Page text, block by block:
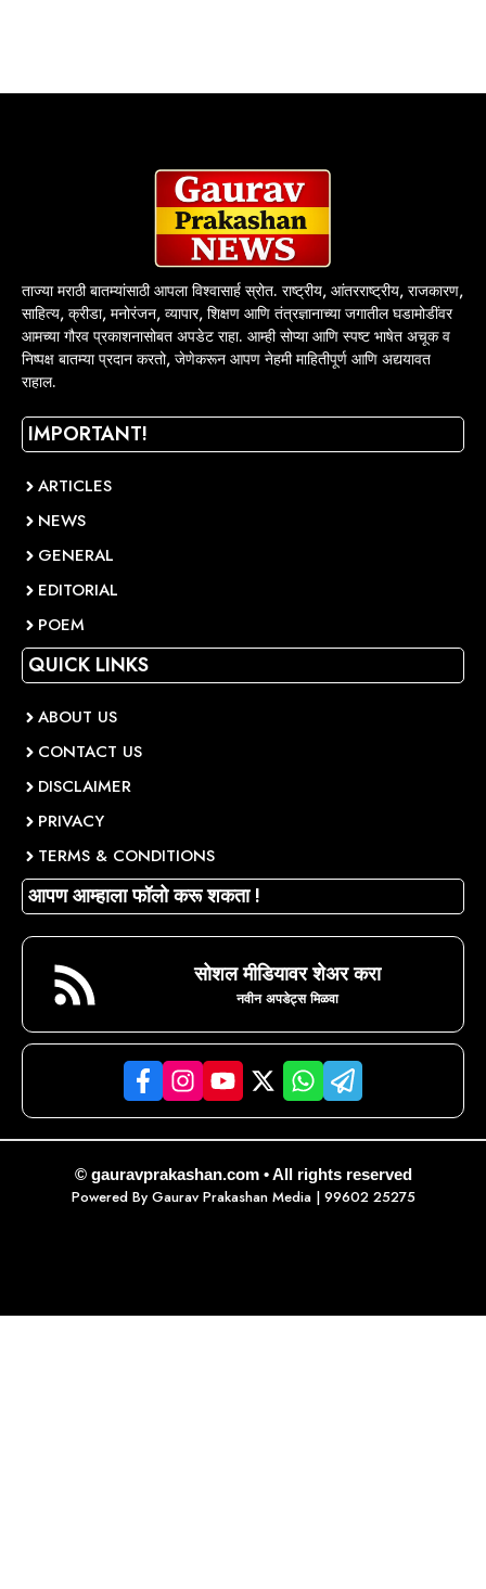
ताज्या मराठी बातम्यांसाठी आपला विश्वासार्ह स्रोत. राष्ट्रीय, आंतरराष्ट्रीय, राजकारण,
साहित्य, क्रीडा, मनोरंजन, व्यापार, शिक्षण आणि तंत्रज्ञानाच्या जगातील घडामोडींवर
आमच्या गौरव प्रकाशनासोबत अपडेट राहा. आम्ही सोप्या आणि स्पष्ट भाषेत अचूक व
निष्पक्ष बातम्या प्रदान करतो, जेणेकरून आपण नेहमी माहितीपूर्ण आणि अद्ययावत
राहाल.
IMPORTANT!
ARTICLES
NEWS
GENERAL
EDITORIAL
POEM
QUICK LINKS
ABOUT US
CONTACT US
DISCLAIMER
PRIVACY
TERMS & CONDITIONS
आपण आम्हाला फॉलो करू शकता !
सोशल मीडियावर शेअर करा
नवीन अपडेट्स मिळवा
© gauravprakashan.com • All rights reserved
Powered By Gaurav Prakashan Media| 99602 25275